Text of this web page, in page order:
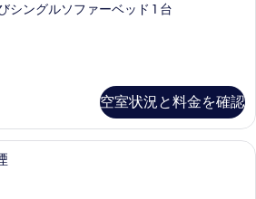
シングルソファーベッド 1 台
空室状況と料金を確認
スーペリアルーム4 禁煙 | セーフテ